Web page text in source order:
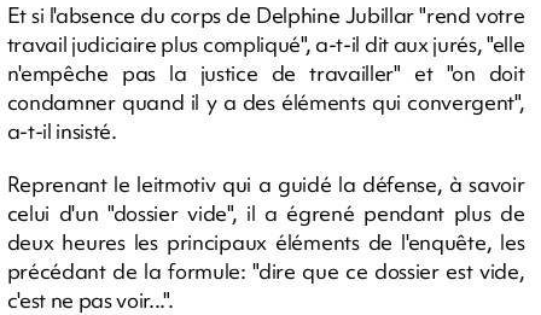
Et si l'absence du corps de Delphine Jubillar "rend votre
travail judiciaire plus compliqué", a-t-il dit aux jurés, "elle
n'empêche pas la justice de travailler" et "on doit
condamner quand il y a des éléments qui convergent",
a-t-il insisté.
Reprenant le leitmotiv qui a guidé la défense, à savoir
celui d'un "dossier vide", il a égrené pendant plus de
deux heures les principaux éléments de l'enquête, les
précédant de la formule: "dire que ce dossier est vide,
c'est ne pas voir...".